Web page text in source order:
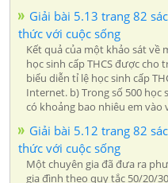
Giải bài 5.13 trang 82
thức với cuộc sống
Kết quả của một khảo sát về
học sinh cấp THCS được cho
biểu diễn tỉ lệ học sinh cấp
Internet. b) Trong số 500
có khoảng bao nhiêu em vào
Giải bài 5.12 trang 82
thức với cuộc sống
Một chuyên gia đã đưa ra
gia đình theo quy tắc 50/20/